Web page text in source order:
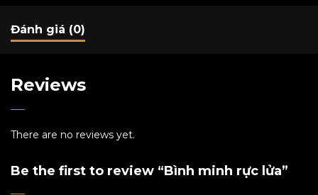
Đánh giá (0)
Reviews
There are no reviews yet.
Be the first to review “Bình minh rực lửa”